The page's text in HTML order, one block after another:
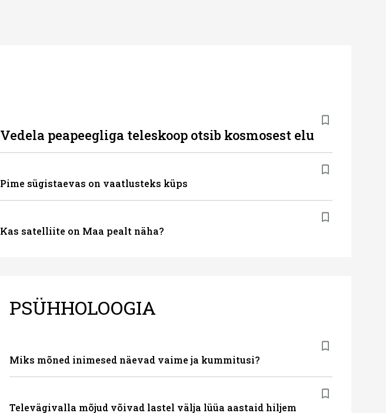
Vedela peapeegliga teleskoop otsib kosmosest elu
Pime sügistaevas on vaatlusteks küps
Kas satelliite on Maa pealt näha?
PSÜHHOLOOGIA
Miks mõned inimesed näevad vaime ja kummitusi?
Televägivalla mõjud võivad lastel välja lüüa aastaid hiljem